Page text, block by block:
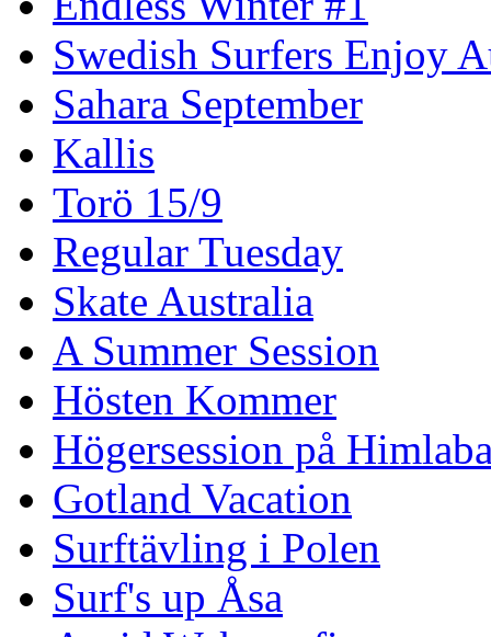
Swedish Surfers Enjoy
Sahara September
Kallis
Torö 15/9
Regular Tuesday
Skate Australia
A Summer Session
Hösten Kommer
Högersession på
Gotland Vacation
Surftävling i Polen
Surf's up Åsa